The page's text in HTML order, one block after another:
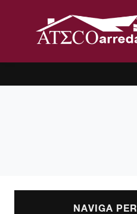
NAVIGA PER